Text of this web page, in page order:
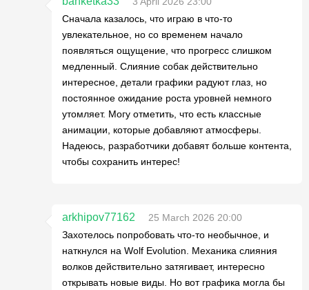
Сначала казалось, что играю в что-то
увлекательное, но со временем начало
появляться ощущение, что прогресс слишком
медленный. Слияние собак действительно
интересное, детали графики радуют глаз, но
постоянное ожидание роста уровней немного
утомляет. Могу отметить, что есть классные
анимации, которые добавляют атмосферы.
Надеюсь, разработчики добавят больше контента,
чтобы сохранить интерес!
arkhipov77162
25 March 2026 20:00
Захотелось попробовать что-то необычное, и
наткнулся на Wolf Evolution. Механика слияния
волков действительно затягивает, интересно
открывать новые виды. Но вот графика могла бы